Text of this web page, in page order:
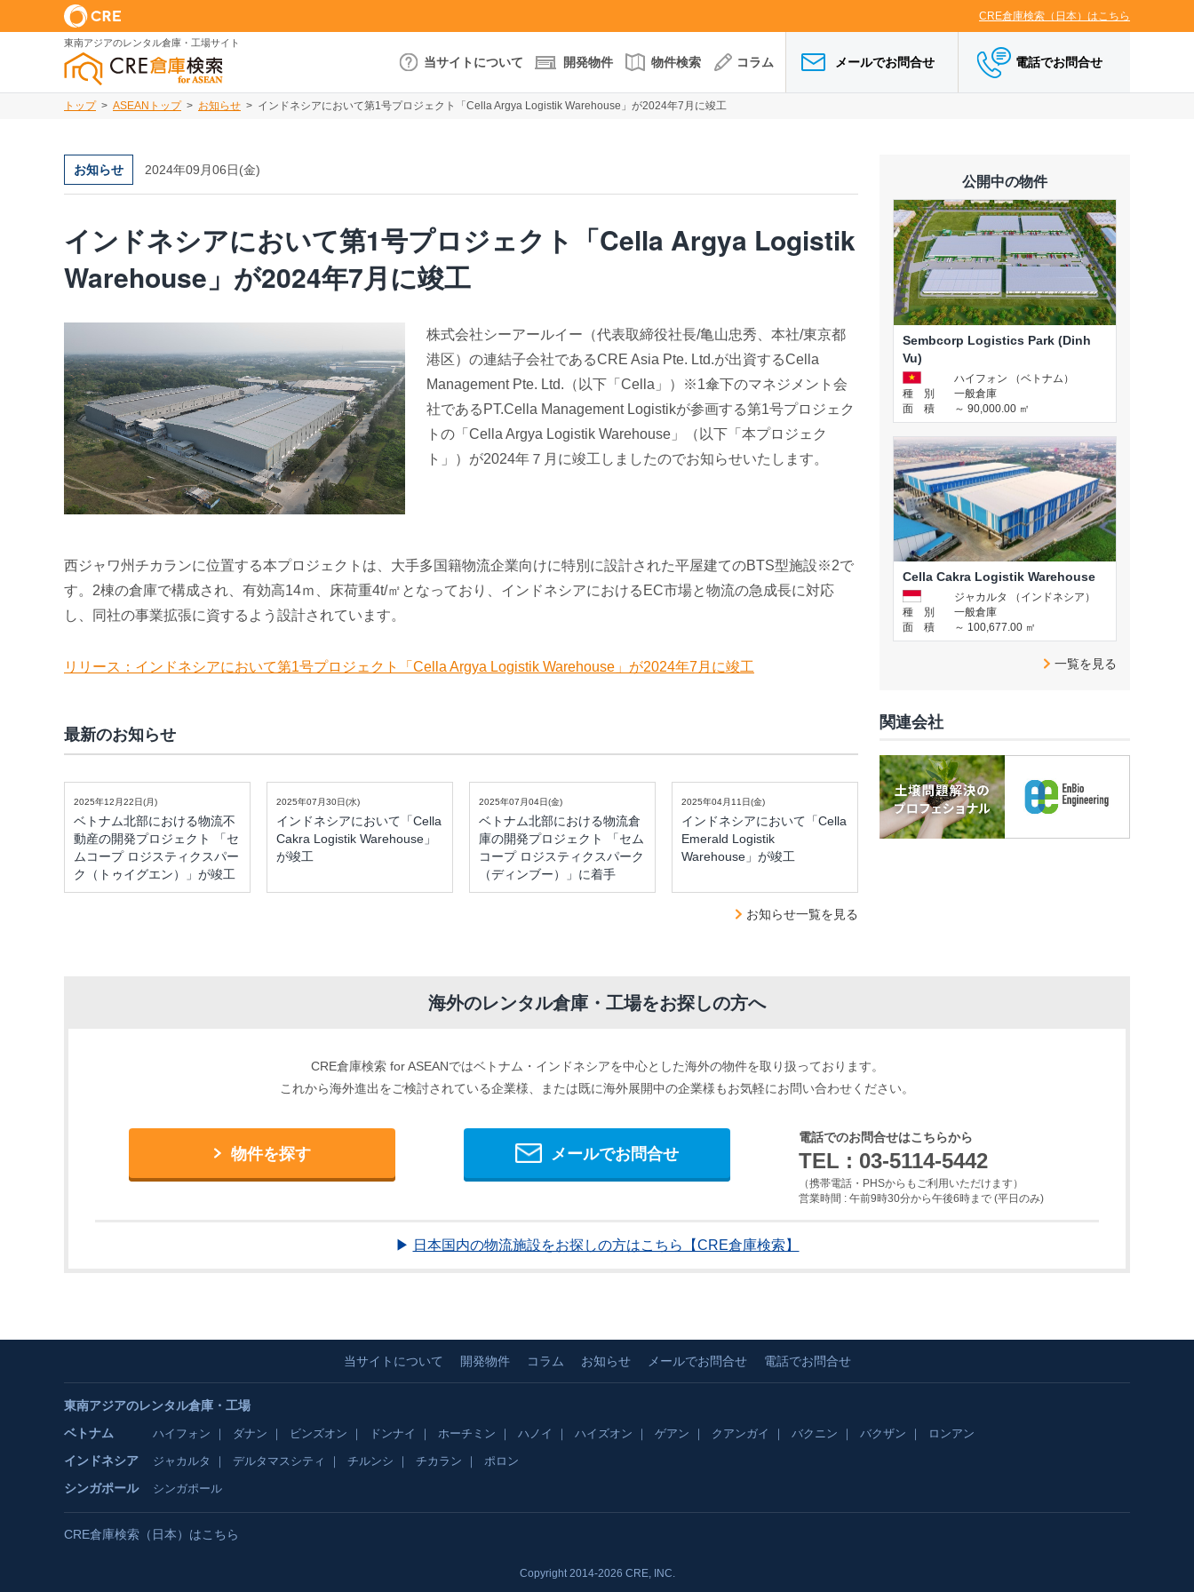
CRE倉庫検索（日本）はこちら
東南アジアのレンタル倉庫・工場サイト
当サイトについて 開発物件 物件検索 コラム メールでお問合せ 電話でお問合せ
トップ ASEANトップ お知らせ インドネシアにおいて第1号プロジェクト「Cella Argya Logistik Warehouse」が2024年7月に竣工
お知らせ 2024年09月06日(金)
インドネシアにおいて第1号プロジェクト「Cella Argya Logistik
Warehouse」が2024年7月に竣工
株式会社シーアールイー（代表取締役社長/亀山忠秀、本社/東京都
港区）の連結子会社であるCRE Asia Pte. Ltd.が出資するCella
Management Pte. Ltd.（以下「Cella」）※1傘下のマネジメント会
社であるPT.Cella Management Logistikが参画する第1号プロジェク
トの「Cella Argya Logistik Warehouse」（以下「本プロジェク
ト」）が2024年７月に竣工しましたのでお知らせいたします。
西ジャワ州チカランに位置する本プロジェクトは、大手多国籍物流企業向けに特別に設計された平屋建てのBTS型施設※2で
す。2棟の倉庫で構成され、有効高14ｍ、床荷重4t/㎡となっており、インドネシアにおけるEC市場と物流の急成長に対応
し、同社の事業拡張に資するよう設計されています。
リリース：インドネシアにおいて第1号プロジェクト「Cella Argya Logistik Warehouse」が2024年7月に竣工
最新のお知らせ
2025年12月22日(月)
ベトナム北部における物流不
動産の開発プロジェクト 「セ
ムコープ ロジスティクスパー
ク（トゥイグエン）」が竣工
2025年07月30日(水)
インドネシアにおいて「Cella
Cakra Logistik Warehouse」
が竣工
2025年07月04日(金)
ベトナム北部における物流倉
庫の開発プロジェクト 「セム
コープ ロジスティクスパーク
（ディンブー）」に着手
2025年04月11日(金)
インドネシアにおいて「Cella
Emerald Logistik
Warehouse」が竣工
お知らせ一覧を見る
公開中の物件
Sembcorp Logistics Park (Dinh
Vu)
ハイフォン （ベトナム）
種 別
一般倉庫
面 積
～ 90,000.00 ㎡
Cella Cakra Logistik Warehouse
ジャカルタ （インドネシア）
種 別
一般倉庫
面 積
～ 100,677.00 ㎡
一覧を見る
関連会社
海外のレンタル倉庫・工場をお探しの方へ
CRE倉庫検索 for ASEANではベトナム・インドネシアを中心とした海外の物件を取り扱っております。
これから海外進出をご検討されている企業様、または既に海外展開中の企業様もお気軽にお問い合わせください。
物件を探す メールでお問合せ
電話でのお問合せはこちらから
TEL : 03-5114-5442
（携帯電話・PHSからもご利用いただけます）
営業時間 : 午前9時30分から午後6時まで (平日のみ)
▶ 日本国内の物流施設をお探しの方はこちら【CRE倉庫検索】
当サイトについて 開発物件 コラム お知らせ メールでお問合せ 電話でお問合せ
東南アジアのレンタル倉庫・工場
ベトナム
ハイフォン ダナン ビンズオン ドンナイ ホーチミン ハノイ ハイズオン ゲアン クアンガイ バクニン バクザン ロンアン
インドネシア ジャカルタ デルタマスシティ チルンシ チカラン ポロン
シンガポール シンガポール
CRE倉庫検索（日本）はこちら
Copyright 2014-2026 CRE, INC.